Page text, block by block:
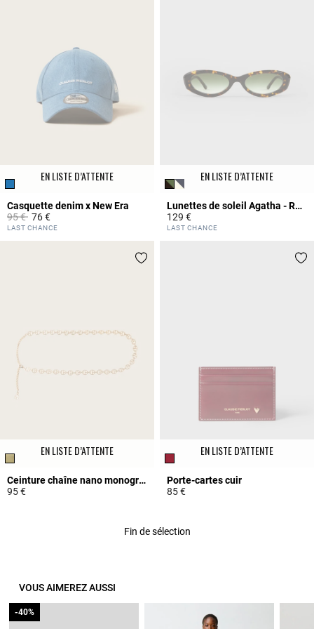
EN LISTE D’ATTENTE
Casquette denim x New Era
Prix réduit à partir de
95 €à76 €
5 out of 5 Customer Rating
LAST CHANCE
EN LISTE D’ATTENTE
Lunettes de soleil Agatha - Rendel
129 €
3,1 out of 5 Customer Rating
LAST CHANCE
EN LISTE D’ATTENTE
Ceinture chaîne nano monogramme CP
95 €
EN LISTE D’ATTENTE
Porte-cartes cuir
85 €
Fin de sélection
VOUS AIMEREZ AUSSI
-40%
-40%